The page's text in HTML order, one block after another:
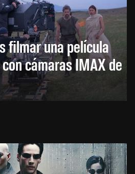
filmar una película
cámaras IMAX de